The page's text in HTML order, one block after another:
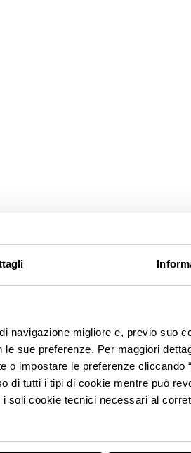
navigazione migliore e, previo suo
sue preferenze. Per maggiori
impostare le preferenze cliccando
di tutti i tipi di cookie mentre può
soli cookie tecnici necessari al